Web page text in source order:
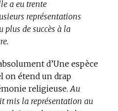
a eu trente
représentations
plus de succès à la
d’Une espèce
on étend un drap
religieuse. Au
mis la représentation au